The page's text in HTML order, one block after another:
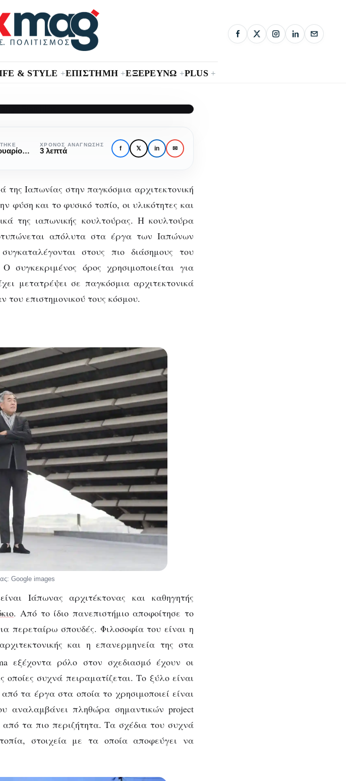
& STYLE +ΕΠΙΣΤΗΜΗ +ΕΞΕΡΕΥΝΩ +PLUS +
19 Φεβρουαρίου, 2022
ΧΡΌΝΟΣ ΑΝΆΓΝΩΣΗΣ
3 λεπτά f 𝕏 in ✉
Ιαπωνίας στην παγκόσμια αρχιτεκτονική
φύση και το φυσικό τοπίο, οι υλικότητες και
της ιαπωνικής κουλτούρας. Η κουλτούρα
απόλυτα στα έργα των Ιαπώνων
στους πιο διάσημους του
συγκεκριμένος όρος χρησιμοποιείται για
μετατρέψει σε παγκόσμια αρχιτεκτονικά
επιστημονικού τους κόσμου.
Google images
Ιάπωνας αρχιτέκτονας και καθηγητής
. Από το ίδιο πανεπιστήμιο αποφοίτησε το
περεταίρω σπουδές. Φιλοσοφία του είναι η
και η επανερμηνεία της στα
εξέχοντα ρόλο στον σχεδιασμό έχουν οι
οποίες συχνά πειραματίζεται. Το ξύλο είναι
τα έργα στα οποία το χρησιμοποιεί είναι
αναλαμβάνει πληθώρα σημαντικών project
από τα πιο περιζήτητα. Τα σχέδια του συχνά
στοιχεία με τα οποία αποφεύγει να